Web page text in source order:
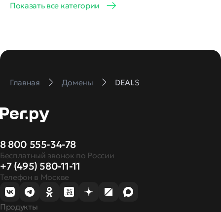
Показать все категории
Главная Домены DEALS
8 800 555-34-78
Бесплатный звонок по России
+7 (495) 580-11-11
Телефон в Москве
Продукты